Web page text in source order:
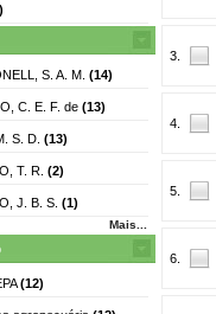
S. A. M. (14)
C. E. F. de (13)
S. D. (13)
T. R. (2)
J. B. S. (1)
Mais...
(12)
3.
4.
5.
6.